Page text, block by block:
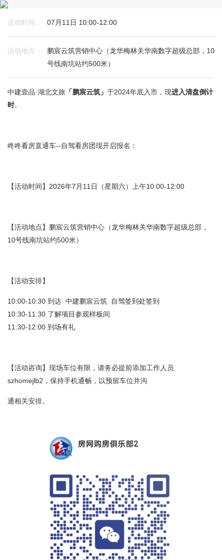
活动时间： 07月11日 10:00-12:00
活动地点：
鹏宸云筑营销中心（龙华梅林关华南数字超级总部，10
号线南坑站约500米）
中建壹品·湖北文旅 「鹏宸云筑」 于2024年底入市，现进入清盘倒计
时。
咚咚看房直通车--自驾看房团现开启报名：
【活动时间】2026年7月11日（星期六）上午10:00-12:00
【活动地点】鹏宸云筑营销中心（龙华梅林关华南数字超级总部，
10号线南坑站约500米）
【活动安排】
10:00-10:30 到达 中建鹏宸云筑 自驾签到处签到
10:30-11:30 了解项目参观样板间
11:30-12:00 到场有礼
【活动咨询】现场车位有限，请务必提前添加工作人员
szhomejlb2，保持手机通畅，以预留车位并沟
通相关安排。